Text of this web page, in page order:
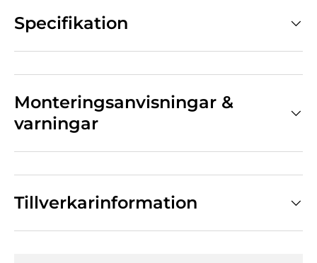
Specifikation
Monteringsanvisningar &
varningar
Tillverkarinformation